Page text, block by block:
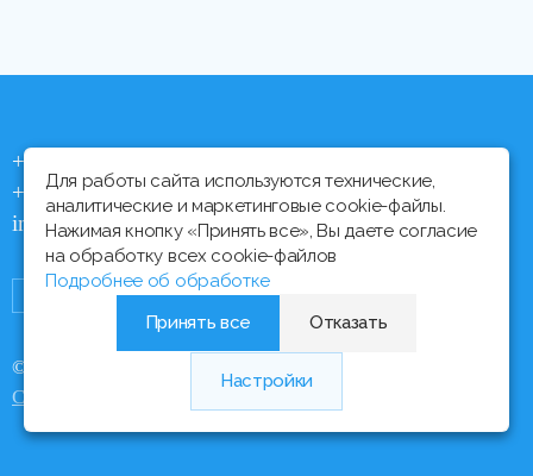
+375 (44) 704 92 06
+375 (17) 373 21 33
info@ipmtorgi.by
© Все права защищены, 2000 - 2026 ИПМ-Торги
Сайт разработан
Медиа Лайн
Для работы сайта используются технические,
аналитические и маркетинговые cookie-файлы.
Нажимая кнопку «Принять все», Вы даете согласие
на обработку всех cookie-файлов
Подробнее об обработке
Принять все
Отказать
Настройки